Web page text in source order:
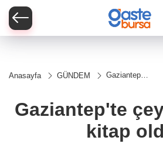
Anasayfa GÜNDEM
Gaziantep'te
oldu
Gaziantep'te
kitap